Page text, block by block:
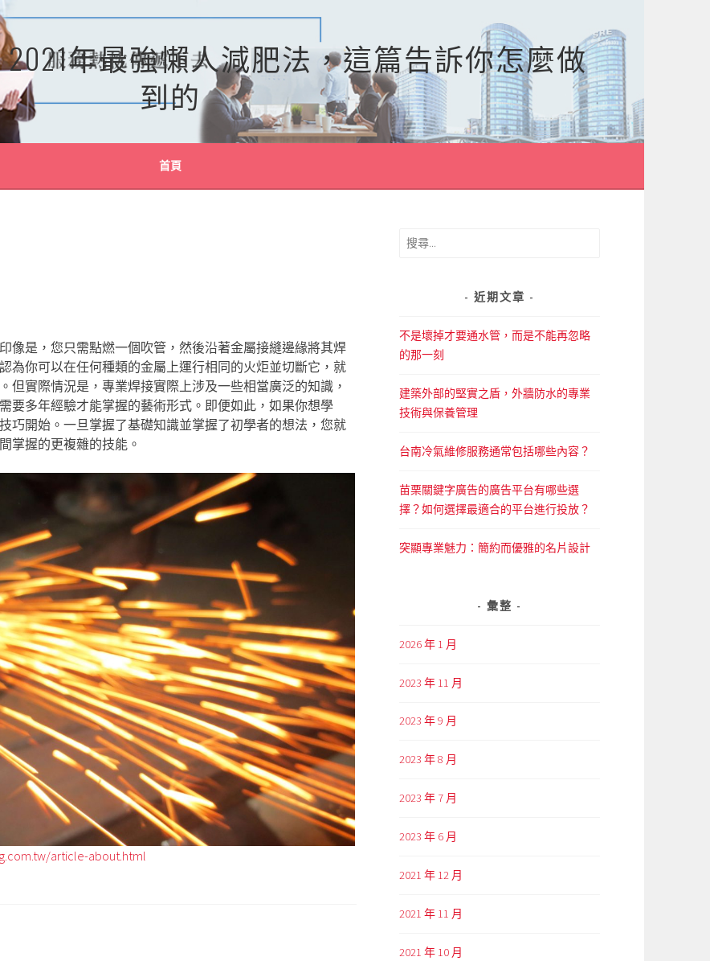
年最強懶人減肥法，這篇告訴你怎麼做
到的
首頁
像是，您只需點燃一個吹管，然後沿著金屬接縫邊緣將其焊
為你可以在任何種類的金屬上運行相同的火炬並切斷它，就
但實際情況是，專業焊接實際上涉及一些相當廣泛的知識，
要多年經驗才能掌握的藝術形式。即便如此，如果你想學
巧開始。一旦掌握了基礎知識並掌握了初學者的想法，您就
掌握的更複雜的技能。
article-about.html
搜
近期文章
不是壞掉才要通水管，而是不能再忽略
的那一刻
建築外部的堅實之盾，外牆防水的專業
技術與保養管理
台南冷氣維修服務通常包括哪些內容？
苗栗關鍵字廣告的廣告平台有哪些選
擇？如何選擇最適合的平台進行投放？
突顯專業魅力：簡約而優雅的名片設計
彙整
2026 年 1 月
2023 年 11 月
2023 年 9 月
2023 年 8 月
2023 年 7 月
2023 年 6 月
2021 年 12 月
2021 年 11 月
2021 年 10 月